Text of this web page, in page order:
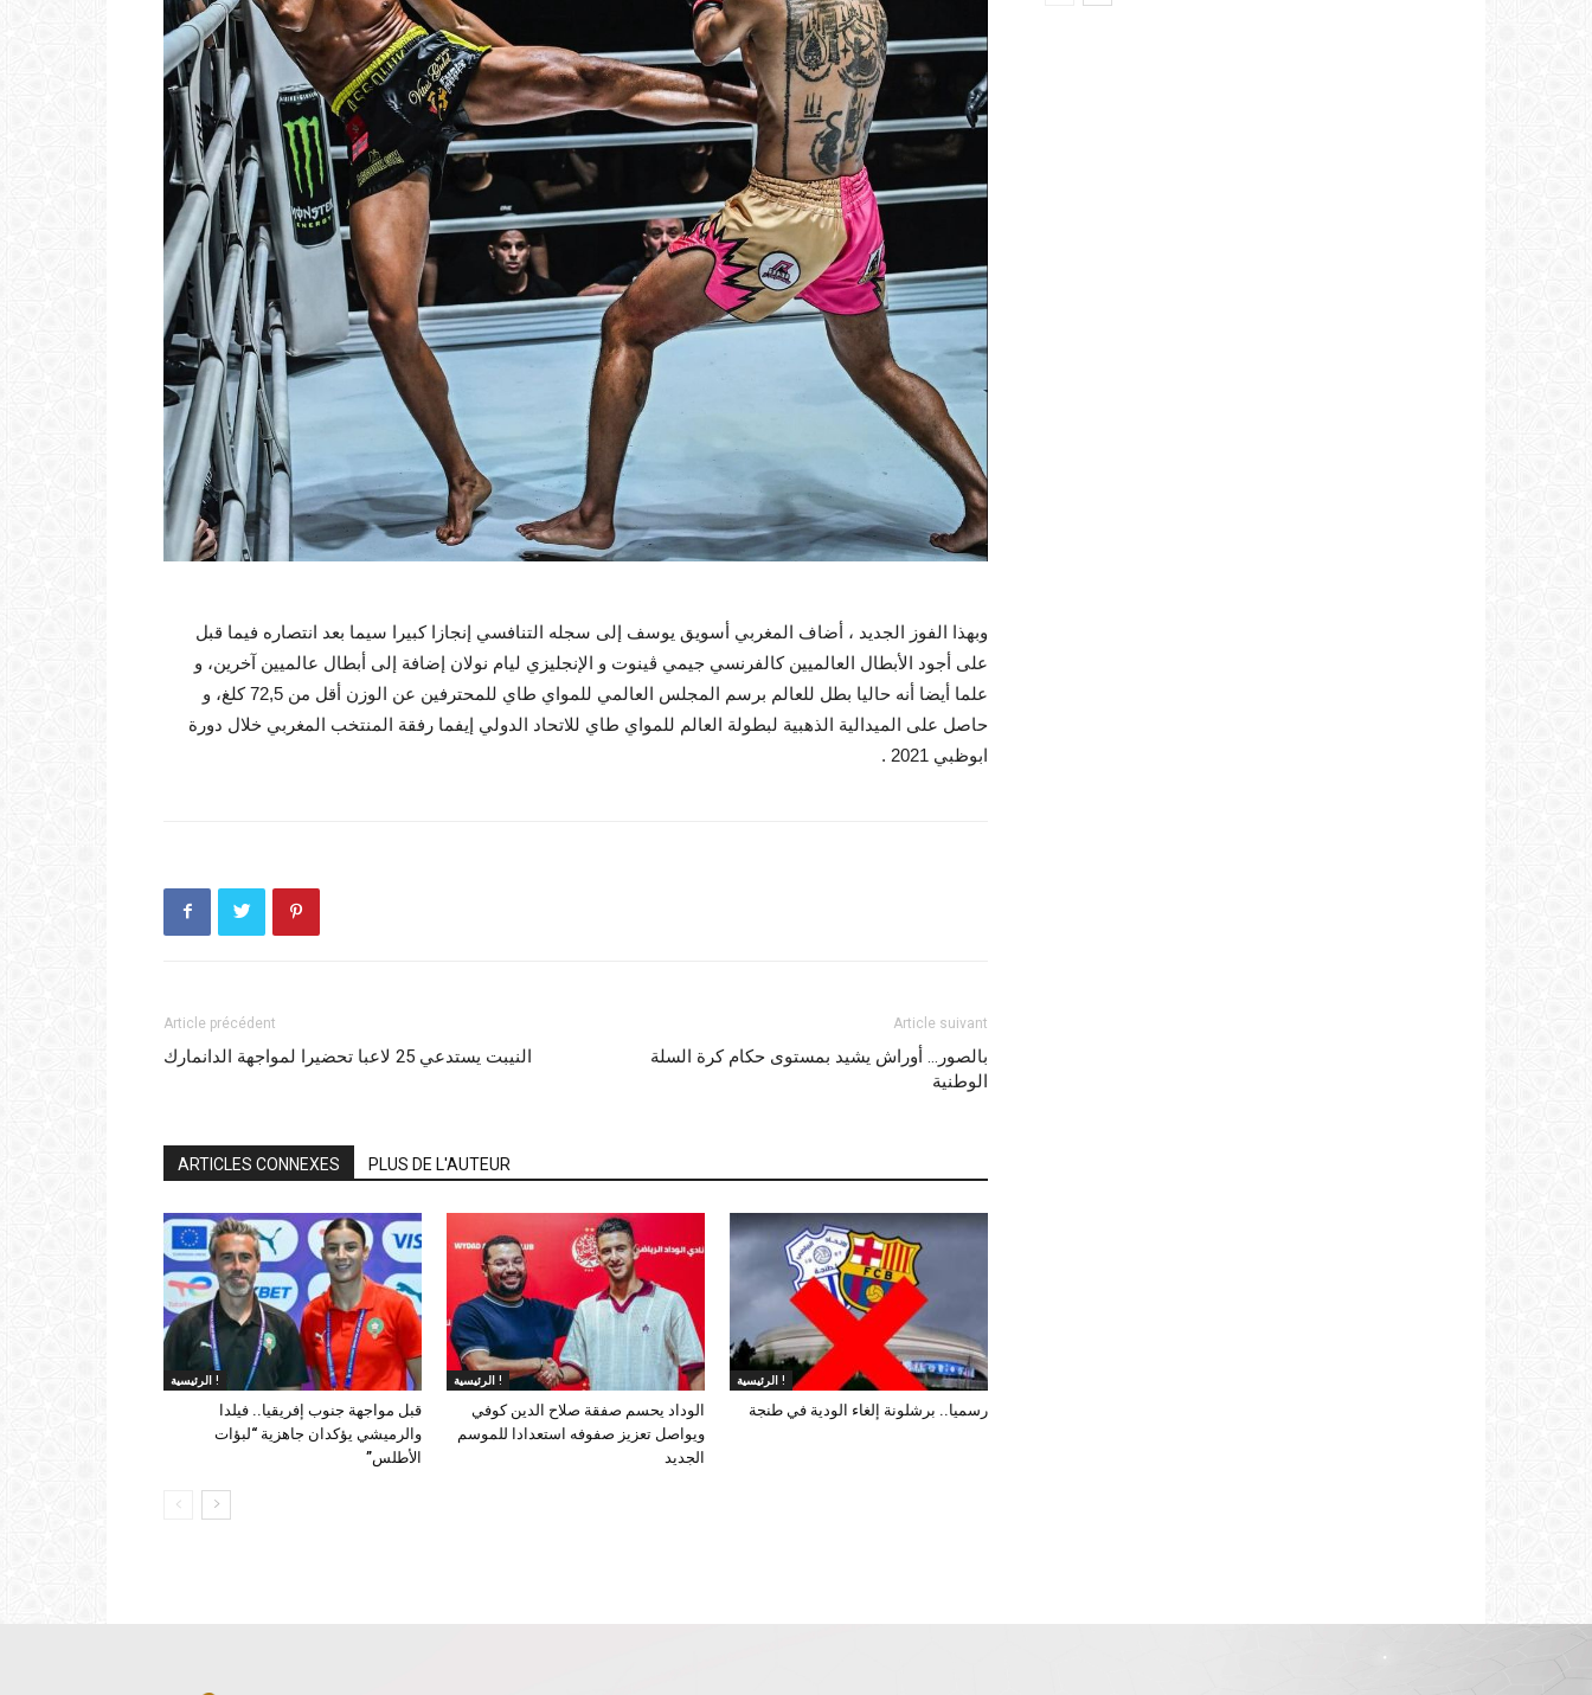
وبهذا الفوز الجديد ، أضاف المغربي أسويق يوسف إلى سجله التنافسي إنجازا كبيرا سيما بعد انتصاره فيما قبل
على أجود الأبطال العالميين كالفرنسي جيمي ڤينوت و الإنجليزي ليام نولان إضافة إلى أبطال عالميين آخرين، و
علما أيضا أنه حاليا بطل للعالم برسم المجلس العالمي للمواي طاي للمحترفين عن الوزن أقل من 72,5 كلغ، و
حاصل على الميدالية الذهبية لبطولة العالم للمواي طاي للاتحاد الدولي إيفما رفقة المنتخب المغربي خلال دورة
ابوظبي 2021 .
Article précédent
النيبت يستدعي 25 لاعبا تحضيرا لمواجهة الدانمارك
Article suivant
بالصور… أوراش يشيد بمستوى حكام كرة السلة
الوطنية
ARTICLES CONNEXES PLUS DE L'AUTEUR
الرئيسية !
قبل مواجهة جنوب إفريقيا.. فيلدا
والرميشي يؤكدان جاهزية “لبؤات
الأطلس”
الرئيسية !
الوداد يحسم صفقة صلاح الدين كوفي
ويواصل تعزيز صفوفه استعدادا للموسم
الجديد
الرئيسية !
رسميا.. برشلونة إلغاء الودية في طنجة